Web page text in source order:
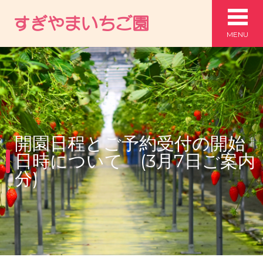
MENU
開園日程とご予約受付の開始
日時について (3月7日ご案内
分)